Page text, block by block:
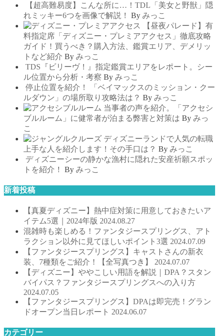
【超高難易度】こんな所に…！TDL「美女と野獣」隠
れミッキー6つを画像で解説！
By みっこ
【昼夜パレード】有
料指定席「ディズニー・プレミアアクセス」徹底攻略
ガイド！買うべき？購入方法、鑑賞エリア、デメリッ
トなど紹介 By みっこ
TDS『ビリーヴ！』指定鑑賞エリアをレポート。シー
ル位置から分析・考察 By みっこ
停止位置を紹介！ 「ベイマックスのミッション・クー
ルダウン」の場所取り攻略法は？ By みっこ
当事者の声を紹介。「アクセシ
ブルルーム」に健常者が泊まる弊害と対策は By みっ
こ
ディズニーランドで人気の転職
上手な人を紹介します！その手口は？ By みっこ
ディズニーシーの静かな漁村に隠れた安産祈願スポッ
トを紹介！
By みっこ
新着投稿
【真夏ディズニー】熱中症対策に用意しておきたいア
イテム5選｜2024年版 2024.08.27
混雑時も楽しめる！ファンタジースプリングス、アト
ラクション以外に見てほしいポイント3選 2024.07.09
【ファンタジースプリングス】キャストさんの新衣
装、7種類をご紹介！【全写真つき】 2024.07.07
【ディズニー】ややこしい用語を解説｜DPA？スタン
バイパス？ファンタジースプリングスへの入り方
2024.07.05
【ファンタジースプリングス】DPAは即完売！グラン
ドオープン当日レポート 2024.06.07
カテゴリー